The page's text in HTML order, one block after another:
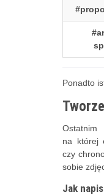
Ponadto
na której
czy
sobie
Jak